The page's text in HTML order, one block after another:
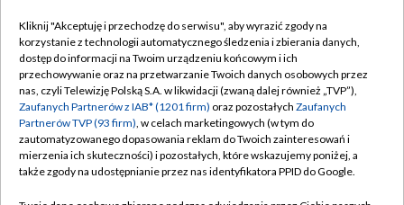
TVP
Abonament TVP
Emisja w TVP
Centrum informacji TVP
Naziemna Telewizja Cyfrowa
Regulamin TVP
Polityka prywatności
Moje zgody
Pomoc
Kliknij "Akceptuję i przechodzę do serwisu", aby wyrazić zgody na
korzystanie z technologii automatycznego śledzenia i zbierania danych,
dostęp do informacji na Twoim urządzeniu końcowym i ich
przechowywanie oraz na przetwarzanie Twoich danych osobowych przez
nas, czyli Telewizję Polską S.A. w likwidacji (zwaną dalej również „TVP”),
Zaufanych Partnerów z IAB* (1201 firm) oraz pozostałych Zaufanych
Partnerów TVP (93 firm), w celach marketingowych (w tym do
zautomatyzowanego dopasowania reklam do Twoich zainteresowań i
mierzenia ich skuteczności) i pozostałych, które wskazujemy poniżej, a
także zgody na udostępnianie przez nas identyfikatora PPID do Google.